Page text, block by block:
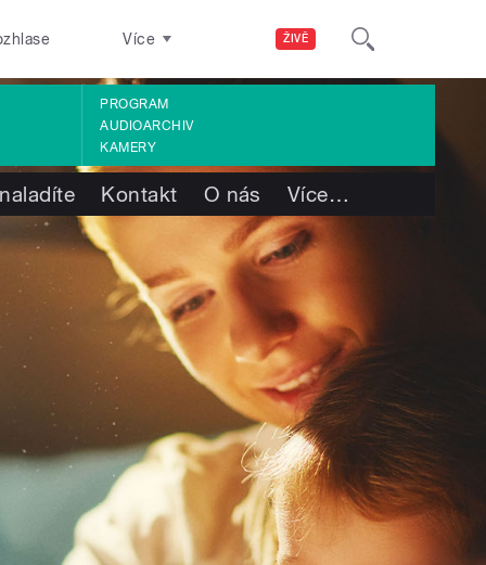
ŽIVĚ
Více
PROGRAM
AUDIOARCHIV
KAMERY
Kontakt O nás Více…